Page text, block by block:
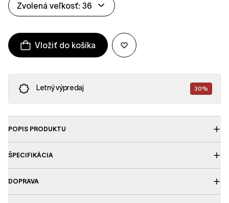
Zvolená veľkosť: 36
Vložiť do košíka
Letný výpredaj 30%
POPIS PRODUKTU
ŠPECIFIKÁCIA
DOPRAVA